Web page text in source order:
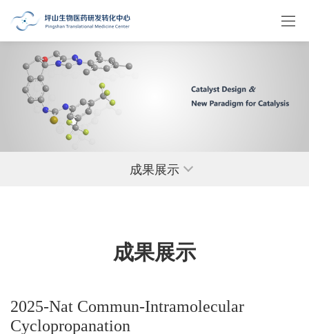
成果展示
成果展示
2025-Nat Commun-Intramolecular
Cyclopropanation